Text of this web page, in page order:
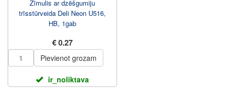
Zīmulis ar dzēšgumiju
trīsstūrveida Deli Neon U516,
HB, 1gab
€ 0.27
Pievienot grozam
ir_noliktava